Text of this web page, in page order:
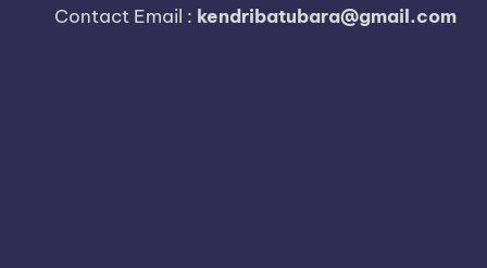
i
Contact Email : kendribatubara@gmail.com